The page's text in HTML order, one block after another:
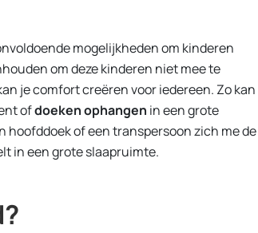
mogelijkheden om kinderen
om deze kinderen niet mee te
je comfort creëren voor iedereen. Zo kan
ofdoeken ophangen in een grote
hoofddoek of een transpersoon zich me de
in een grote slaapruimte.